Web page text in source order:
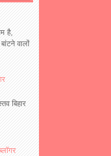
है,
वालों
बिहार